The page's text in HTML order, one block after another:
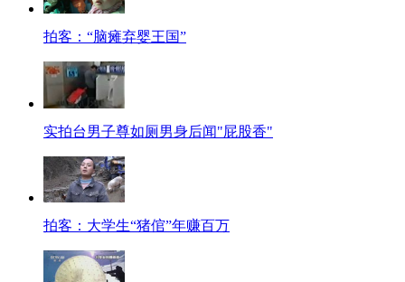
拍客：“脑瘫弃婴王国”
实拍台男子尊如厕男身后闻"屁股香"
拍客：大学生“猪倌”年赚百万